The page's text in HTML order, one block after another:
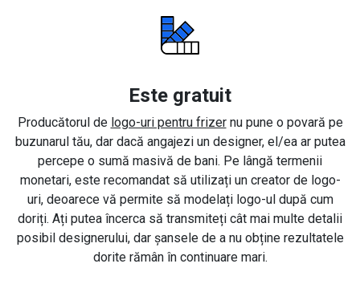
Este gratuit
Producătorul de logo-uri pentru frizernu pune o povară pe
buzunarul tău, dar dacă angajezi un designer, el/ea ar putea
percepe o sumă masivă de bani. Pe lângă termenii
monetari, este recomandat să utilizați un creator de logo-
uri, deoarece vă permite să modelați logo-ul după cum
doriți. Ați putea încerca să transmiteți cât mai multe detalii
posibil designerului, dar șansele de a nu obține rezultatele
dorite rămân în continuare mari.